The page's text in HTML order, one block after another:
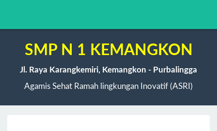
SMP N 1 KEMANGKON
Jl. Raya Karangkemiri, Kemangkon - Purbalingga
Agamis Sehat Ramah lingkungan Inovatif (ASRI)